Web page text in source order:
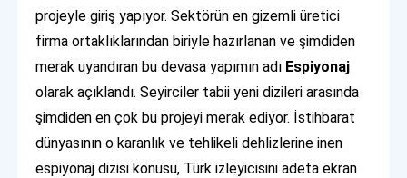
projeyle giriş yapıyor. Sektörün en gizemli üretici
firma ortaklıklarından biriyle hazırlanan ve şimdiden
merak uyandıran bu devasa yapımın adı Espiyonaj
olarak açıklandı. Seyirciler tabii yeni dizileri arasında
şimdiden en çok bu projeyi merak ediyor. İstihbarat
dünyasının o karanlık ve tehlikeli dehlizlerine inen
espiyonaj dizisi konusu, Türk izleyicisini adeta ekran